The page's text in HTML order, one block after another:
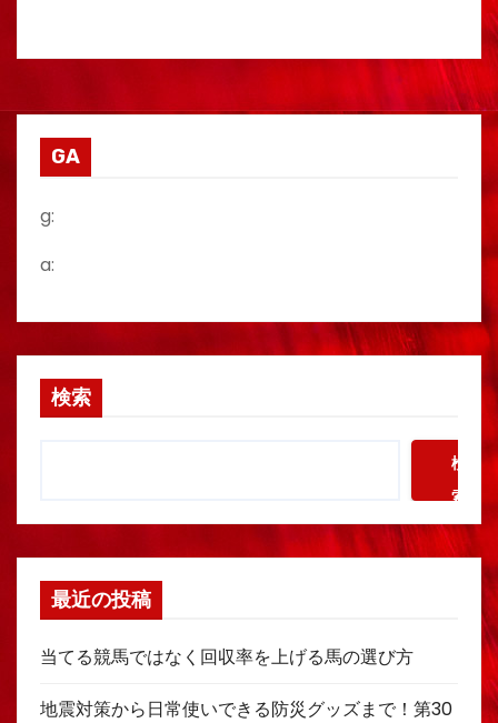
GA
g:
a:
検索
検
索
最近の投稿
当てる競馬ではなく回収率を上げる馬の選び方
地震対策から日常使いできる防災グッズまで！第30